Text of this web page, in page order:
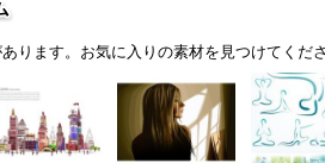
ります。お気に入りの素材を見つけてくだ